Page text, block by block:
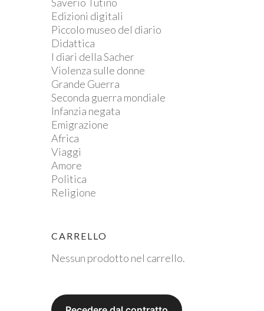
Edizioni digitali
Piccolo museo del diario
Didattica
I diari della Sacher
Violenza sulle donne
Grande Guerra
Seconda guerra mondiale
Infanzia negata
Emigrazione
Africa
Viaggi
Amore
Politica
Religione
CARRELLO
Nessun prodotto nel carrello.